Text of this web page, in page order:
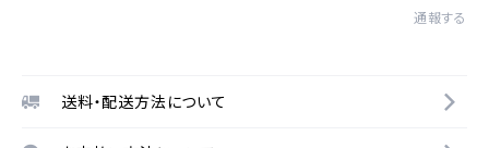
通報する
送料・配送方法について